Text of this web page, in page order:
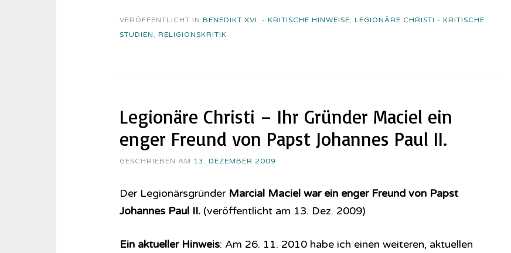
VERÖFFENTLICHT IN BENEDIKT XVI. - KRITISCHE HINWEISE, LEGIONÄRE CHRISTI - KRITISCHE
STUDIEN, RELIGIONSKRITIK
Legionäre Christi – Ihr Gründer Maciel ein
enger Freund von Papst Johannes Paul II.
GESCHRIEBEN AM 13. DEZEMBER 2009
Der Legionärsgründer Marcial Maciel war ein enger Freund von Papst
Johannes Paul II.(veröffentlicht am 13. Dez. 2009)
Ein aktueller Hinweis: Am 26. 11. 2010 habe ich einen weiteren, aktuellen